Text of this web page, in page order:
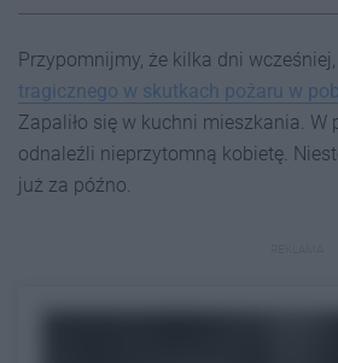
Przypomnijmy, że kilka dni
tragicznego w skutkach pożaru w
Zapaliło się w kuchni mieszkania. W
odnaleźli nieprzytomną kobietę.
już za późno.